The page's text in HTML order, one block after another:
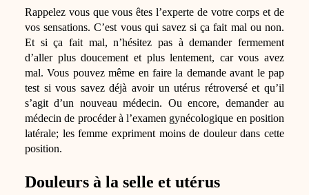
Rappelez vous que vous êtes l’experte de votre corps et de
vos sensations. C’est vous qui savez si ça fait mal ou non.
Et si ça fait mal, n’hésitez pas à demander fermement
d’aller plus doucement et plus lentement, car vous avez
mal. Vous pouvez même en faire la demande avant le pap
test si vous savez déjà avoir un utérus rétroversé et qu’il
s’agit d’un nouveau médecin. Ou encore, demander au
médecin de procéder à l’examen gynécologique en position
latérale; les femme expriment moins de douleur dans cette
position.
Douleurs à la selle et utérus